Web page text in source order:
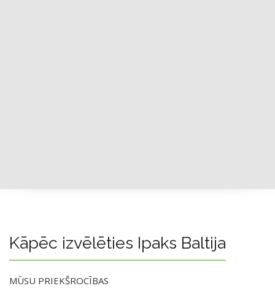
Kāpēc izvēlēties Ipaks Baltija
MŪSU PRIEKŠROCĪBAS